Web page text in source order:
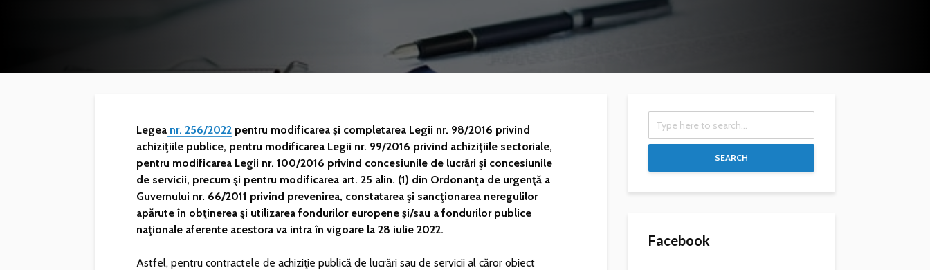
Legea nr. 256/2022 pentru modificarea şi completarea Legii nr. 98/2016 privind
achiziţiile publice, pentru modificarea Legii nr. 99/2016 privind achiziţiile sectoriale,
pentru modificarea Legii nr. 100/2016 privind concesiunile de lucrări şi concesiunile
de servicii, precum şi pentru modificarea art. 25 alin. (1) din Ordonanţa de urgenţă a
Guvernului nr. 66/2011 privind prevenirea, constatarea şi sancţionarea neregulilor
apărute în obţinerea şi utilizarea fondurilor europene şi/sau a fondurilor publice
naţionale aferente acestora va intra în vigoare la 28 iulie 2022.
Astfel, pentru contractele de achiziţie publică de lucrări sau de servicii al căror obiect
SEARCH
Facebook